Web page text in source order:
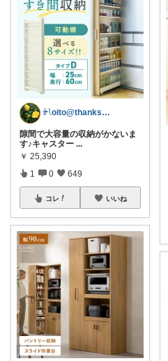
𓍯oito@thanks ꕮ…
隙間で大容量の収納がかないま
す♪キャスター ...
￥ 25,390
1 0 649
コレ いいね